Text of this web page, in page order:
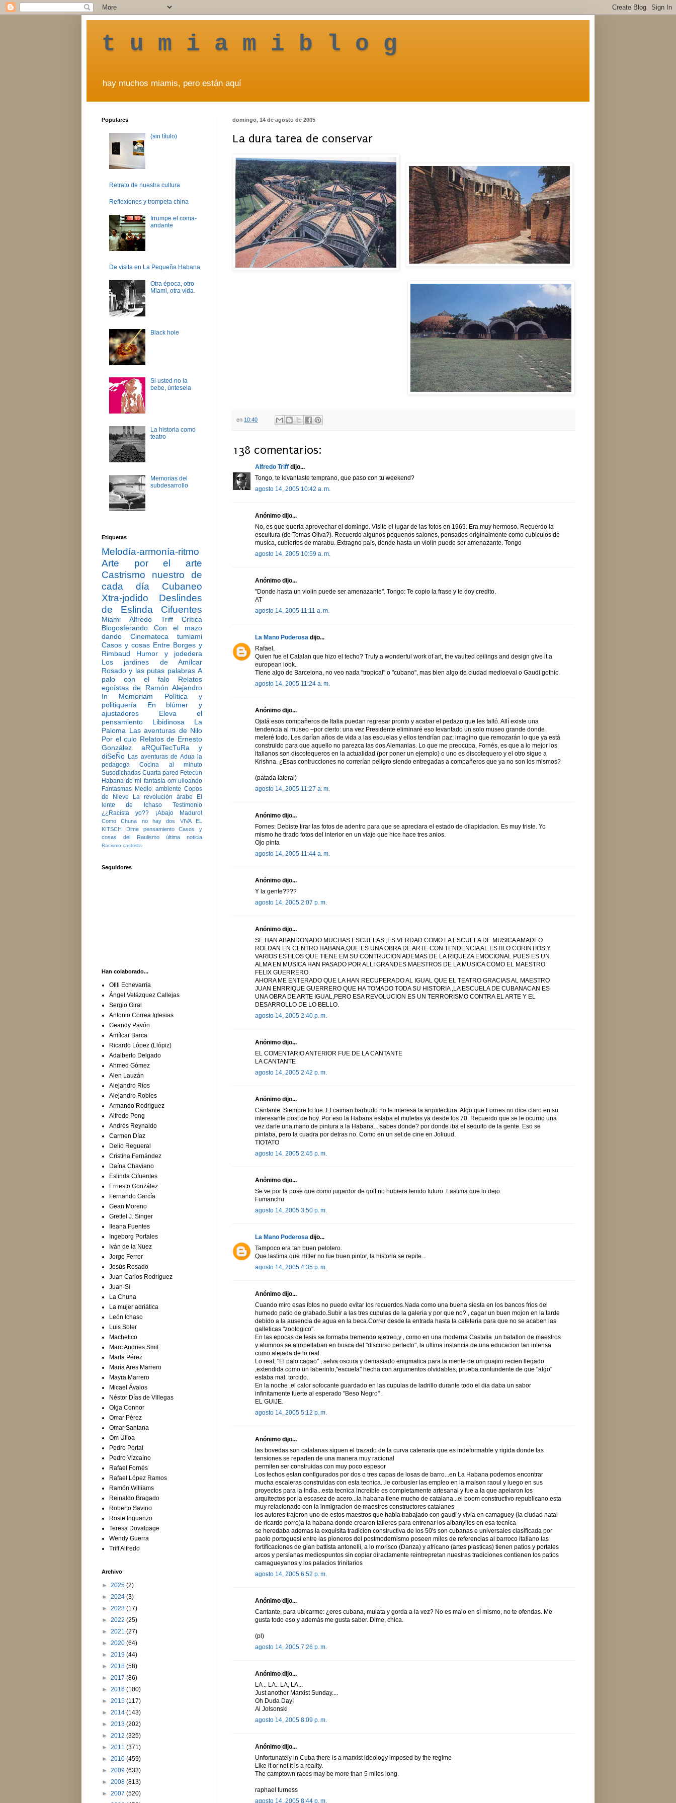
t u m i a m i b l o g
hay muchos miamis, pero están aquí
domingo, 14 de agosto de 2005
La dura tarea de conservar
en 10:40
138 comentarios:
Alfredo Triff dijo...
Tongo, te levantaste temprano, que paso con tu weekend?
agosto 14, 2005 10:42 a. m.
Anónimo dijo...
No, es que queria aprovechar el domingo. Visite el lugar de las fotos en 1969. Era muy hermoso. Recuerdo la
escultura (de Tomas Oliva?). Recuerdo algunos pequenos salones, pensados originalmente como cubiculos de
musica, cubiertos de marabu. Extragno pais, donde hasta un violin puede ser amenazante. Tongo
agosto 14, 2005 10:59 a. m.
Anónimo dijo...
"Donde hasta un violin puede ser amenazante". Tongo: Te copio la frase y te doy credito.
AT
agosto 14, 2005 11:11 a. m.
La Mano Poderosa dijo...
Rafael,
Quien fue el Catalan que hizo el techo? Truly a wonderful work of art, the vaulted ceilings and design give it a
european look.
Tiene algo de Barcelona, no veo nada "tropical" o "cubano", mas bien algo de ciudad medioeval o Gaudi gothic.
agosto 14, 2005 11:24 a. m.
Anónimo dijo...
Ojalá esos compañeros de Italia puedan regresar pronto y acabar el pedazo que les faltó. Allí existe una
tendencia al museo –por cierto: una vez Presidente eliminaré eso levantado un solo museo grande donde
meteré todo. Les darían años de vida a las escuelas y ellos tendrían paz; imagino que remozarán lo que ya está
construido para que aquello no parezca las dos Alemanias. Lo que me preocupa, Fornés, es que a lo mejor los
italianos son discotequeros en la actualidad (por poner un ejemplo) o uno es discotequero y el otro sigue a
Krishna. ¿Esas contrucciones no correrían peligro siendo entregadas a compañeros que ya no son los mismos?
(patada lateral)
agosto 14, 2005 11:27 a. m.
Anónimo dijo...
Fornes: Debiste tirar las fotos de adentro para que se apreciara el estado de dilapidacion. Es muy triste. Yo
mismo he tirado fotos del interior en un viaje que hice hace tres anios.
Ojo pinta
agosto 14, 2005 11:44 a. m.
Anónimo dijo...
Y la gente????
agosto 14, 2005 2:07 p. m.
Anónimo dijo...
SE HAN ABANDONADO MUCHAS ESCUELAS ,ES VERDAD.COMO LA ESCUELA DE MUSICA AMADEO
ROLDAN EN CENTRO HABANA,QUE ES UNA OBRA DE ARTE CON TENDENCIA AL ESTILO CORINTIOS,Y
VARIOS ESTILOS QUE TIENE EM SU CONTRUCION ADEMAS DE LA RIQUEZA EMOCIONAL PUES ES UN
ALMA EN MUSICA HAN PASADO POR ALLI GRANDES MAESTROS DE LA MUSICA COMO EL MAESTRO
FELIX GUERRERO.
AHORA ME ENTERADO QUE LA HAN RECUPERADO AL IGUAL QUE EL TEATRO GRACIAS AL MAESTRO
JUAN ENRRIQUE GUERRERO QUE HA TOMADO TODA SU HISTORIA ,LA ESCUELA DE CUBANACAN ES
UNA OBRA DE ARTE IGUAL,PERO ESA REVOLUCION ES UN TERRORISMO CONTRA EL ARTE Y EL
DESARROLLO DE LO BELLO.
agosto 14, 2005 2:40 p. m.
Anónimo dijo...
EL COMENTARIO ANTERIOR FUE DE LA CANTANTE
LA CANTANTE
agosto 14, 2005 2:42 p. m.
Anónimo dijo...
Cantante: Siempre lo fue. El caiman barbudo no le interesa la arquitectura. Algo que Fornes no dice claro en su
interesante post de hoy. Por eso la Habana estaba el muletas ya desde los 70. Recuerdo que se le ocurrio una
vez darle una mano de pintura a la Habana... sabes donde? por donde iba el sequito de la gente. Eso se
pintaba, pero la cuadra por detras no. Como en un set de cine en Joliuud.
TIOTATO
agosto 14, 2005 2:45 p. m.
Anónimo dijo...
Se ve por la pose que como jugardor de golf no hubiera tenido futuro. Lastima que lo dejo.
Fumanchu
agosto 14, 2005 3:50 p. m.
La Mano Poderosa dijo...
Tampoco era tan buen pelotero.
Que lastima que Hitler no fue buen pintor, la historia se repite...
agosto 14, 2005 4:35 p. m.
Anónimo dijo...
Cuando miro esas fotos no puedo evitar los recuerdos.Nada como una buena siesta en los bancos frios del
humedo patio de grabado.Subir a las tres cupulas de la galeria y por que no? , cagar un buen mojon en la tarde
debido a la ausencia de agua en la beca.Correr desde la entrada hasta la cafeteria para que no se acaben las
galleticas "zoologico".
En las epocas de tesis se formaba tremendo ajetreo,y , como en una moderna Castalia ,un batallon de maestros
y alumnos se atropellaban en busca del "discurso perfecto", la ultima instancia de una educacion tan intensa
como alejada de lo real.
Lo real; "El palo cagao" , selva oscura y demasiado enigmatica para la mente de un guajiro recien llegado
,extendida como un laberinto,"escuela" hecha con argumentos olvidables, prueba contundente de que "algo"
estaba mal, torcido.
En la noche ,el calor sofocante guardado en las cupulas de ladrillo durante todo el dia daba un sabor
infinitamente fuerte al esperado "Beso Negro" .
EL GUIJE.
agosto 14, 2005 5:12 p. m.
Anónimo dijo...
las bovedas son catalanas siguen el trazado de la curva catenaria que es indeformable y rigida donde las
tensiones se reparten de una manera muy racional
permiten ser construidas con muy poco espesor
Los techos estan configurados por dos o tres capas de losas de barro...en La Habana podemos encontrar
mucha escaleras construidas con esta tecnica...le corbusier las empleo en la maison raoul y luego en sus
proyectos para la India...esta tecnica increible es completamente artesanal y fue a la que apelaron los
arquitectos por la escasez de acero...la habana tiene mucho de catalana...el boom constructivo republicano esta
muy relacionado con la inmigracion de maestros constructores catalanes
los autores trajeron uno de estos maestros que habia trabajado con gaudi y vivia en camaguey (la ciudad natal
de ricardo porro)a la habana donde crearon talleres para entrenar los albanyiles en esa tecnica
se heredaba ademas la exquisita tradicion constructiva de los 50's son cubanas e universales clasificada por
paolo portoguesi entre las pioneros del postmodernismo poseen miles de referencias al barroco italiano las
fortificaciones de gian battista antonelli, a lo morisco (Danza) y africano (artes plasticas) tienen patios y portales
arcos y persianas mediospuntos sin copiar diractamente reintrepretan nuestras tradiciones contienen los patios
camagueyanos y los palacios trinitarios
agosto 14, 2005 6:52 p. m.
Anónimo dijo...
Cantante, para ubicarme: ¿eres cubana, mulata y gorda a la vez? No es malo en sí mismo, no te ofendas. Me
gusta todo eso y además me gusta saber. Dime, chica.
(pl)
agosto 14, 2005 7:26 p. m.
Anónimo dijo...
LA .. LA.. LA, LA...
Just another Marxist Sunday....
Oh Duda Day!
Al Jolsonski
agosto 14, 2005 8:09 p. m.
Anónimo dijo...
Unfortunately in Cuba there is a marxist ideology imposed by the regime
Like it or not it is a reality.
The camptown races may be more than 5 miles long.
raphael furness
agosto 14, 2005 8:44 p. m.
Populares
(sin título)
Retrato de nuestra cultura
Reflexiones y trompeta china
Irrumpe el coma-
andante
De visita en La Pequeña Habana
Otra época, otro
Miami, otra vida.
Black hole
Si usted no la
bebe, úntesela
La historia como
teatro
Memorias del
subdesarrollo
Etiquetas
Melodía-armonía-ritmo
Arte por el arte
Castrismo nuestro de
cada día
Cubaneo
Xtra-jodido
Deslindes
de Eslinda Cifuentes
Miami Alfredo Triff
Crítica
Blogosferando
Con el mazo
dando
Cinemateca tumiami
Casos y cosas Entre Borges y
Rimbaud
Humor y jodedera
Los jardines de Amílcar
Rosado y las putas palabras A
palo con el falo
Relatos
egoístas de Ramón Alejandro
In Memoriam
Política y
politiquería
En blúmer y
ajustadores
Eleva el
pensamiento
Libidinosa
La
Paloma Las aventuras de Nilo
Por el culo Relatos de Ernesto
González
aRQuiTecTuRa y
diSeÑo Las aventuras de Adua la
pedagoga
Cocina al minuto
Susodichadas Cuarta pared Fetecún
Habana de mi fantasía om ulloando
Fantasmas Medio ambiente Copos
de Nieve
La revolución árabe
El
lente de Ichaso
Testimonio
¿¿Racista yo??
¡Abajo Maduro!
Como Chuna no hay dos
VIVA EL
KITSCH
Dime pensamiento
Casos y
cosas del Raulismo
última noticia
Racismo castrista
Seguidores
Han colaborado...
Ofill Echevarría
Ángel Velázquez Callejas
Sergio Giral
Antonio Correa Iglesias
Geandy Pavón
Amílcar Barca
Ricardo López (Llópiz)
Adalberto Delgado
Ahmed Gómez
Alen Lauzán
Alejandro Ríos
Alejandro Robles
Armando Rodríguez
Alfredo Pong
Andrés Reynaldo
Carmen Díaz
Delio Regueral
Cristina Fernández
Daína Chaviano
Eslinda Cifuentes
Ernesto González
Fernando García
Gean Moreno
Grettel J. Singer
Ileana Fuentes
Ingeborg Portales
Iván de la Nuez
Jorge Ferrer
Jesús Rosado
Juan Carlos Rodríguez
Juan-Sí
La Chuna
La mujer adriática
León Ichaso
Luis Soler
Machetico
Marc Andries Smit
Marta Pérez
María Ares Marrero
Mayra Marrero
Micael Ávalos
Néstor Días de Villegas
Olga Connor
Omar Pérez
Omar Santana
Om Ulloa
Pedro Portal
Pedro Vizcaíno
Rafael Fornés
Rafael López Ramos
Ramón Williams
Reinaldo Bragado
Roberto Savino
Rosie Inguanzo
Teresa Dovalpage
Wendy Guerra
Triff Alfredo
Archivo
► 2025 (2)
► 2024 (3)
► 2023 (17)
► 2022 (25)
► 2021 (27)
► 2020 (64)
► 2019 (44)
► 2018 (58)
► 2017 (86)
► 2016 (100)
► 2015 (117)
► 2014 (143)
► 2013 (202)
► 2012 (325)
► 2011 (371)
► 2010 (459)
► 2009 (633)
► 2008 (813)
► 2007 (520)